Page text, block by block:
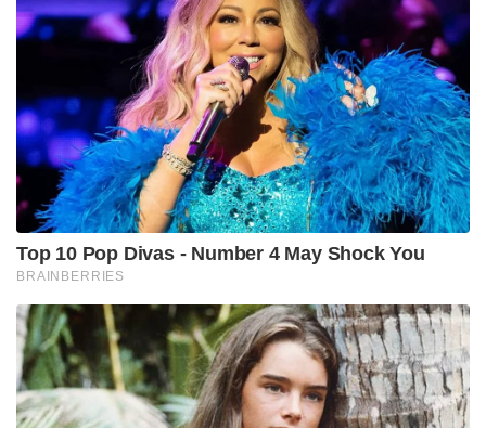
Top 10 Pop Divas - Number 4 May Shock You
BRAINBERRIES